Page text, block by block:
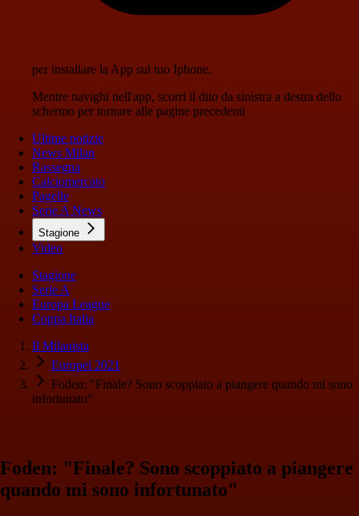
per installare la App sul tuo Iphone.
Mentre navighi nell'app, scorri il dito da sinistra a destra dello
schermo per tornare alle pagine precedenti
Ultime notizie
News Milan
Rassegna
Calciomercato
Pagelle
Serie A News
Stagione
Video
Stagione
Serie A
Europa League
Coppa Italia
Il Milanista
Europei 2021
Foden: "Finale? Sono scoppiato a piangere quando mi sono
infortunato"
Foden: "Finale? Sono scoppiato a piangere
quando mi sono infortunato"